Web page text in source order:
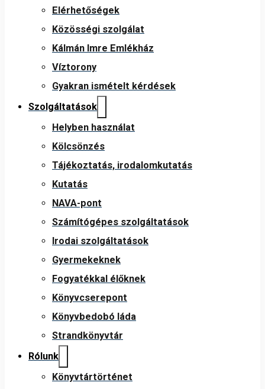
Elérhetőségek
Közösségi szolgálat
Kálmán Imre Emlékház
Víztorony
Gyakran ismételt kérdések
Szolgáltatások
Helyben használat
Kölcsönzés
Tájékoztatás, irodalomkutatás
Kutatás
NAVA-pont
Számítógépes szolgáltatások
Irodai szolgáltatások
Gyermekeknek
Fogyatékkal élőknek
Könyvcserepont
Könyvbedobó láda
Strandkönyvtár
Rólunk
Könyvtártörténet